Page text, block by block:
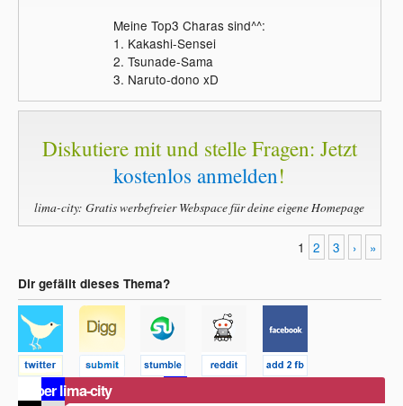
Meine Top3 Charas sind^^:
1. Kakashi-Sensei
2. Tsunade-Sama
3. Naruto-dono xD
Diskutiere mit und stelle Fragen: Jetzt
kostenlos anmelden!
lima-city: Gratis werbefreier Webspace für deine eigene Homepage
1 2 3 › »
Dir gefällt dieses Thema?
Über lima-city